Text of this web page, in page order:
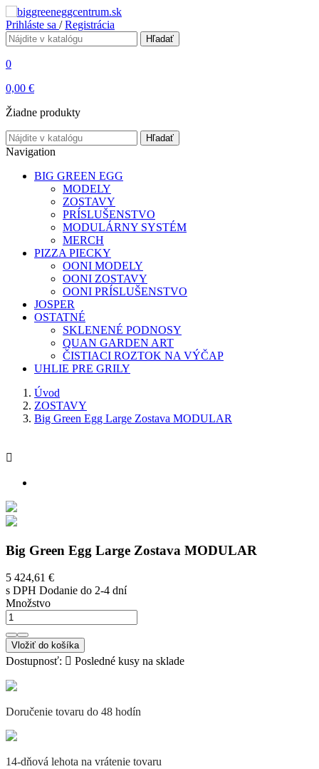
Prihláste sa /Registrácia
Hľadať
0
0,00 €
Žiadne produkty
Hľadať
Navigation
BIG GREEN EGG
MODELY
ZOSTAVY
PRÍSLUŠENSTVO
MODULÁRNY SYSTÉM
MERCH
PIZZA PIECKY
OONI MODELY
OONI ZOSTAVY
OONI PRÍSLUŠENSTVO
JOSPER
OSTATNÉ
SKLENENÉ PODNOSY
QUAN GARDEN ART
ČISTIACI ROZTOK NA VÝČAP
UHLIE PRE GRILY
Úvod
ZOSTAVY
Big Green Egg Large Zostava MODULAR

Big Green Egg Large Zostava MODULAR
5 424,61 €
s DPH Dodanie do 2-4 dní
Množstvo
Vložiť do košíka
Dostupnosť:  Posledné kusy na sklade
Doručenie tovaru do 48 hodín
14-dňová lehota na vrátenie tovaru